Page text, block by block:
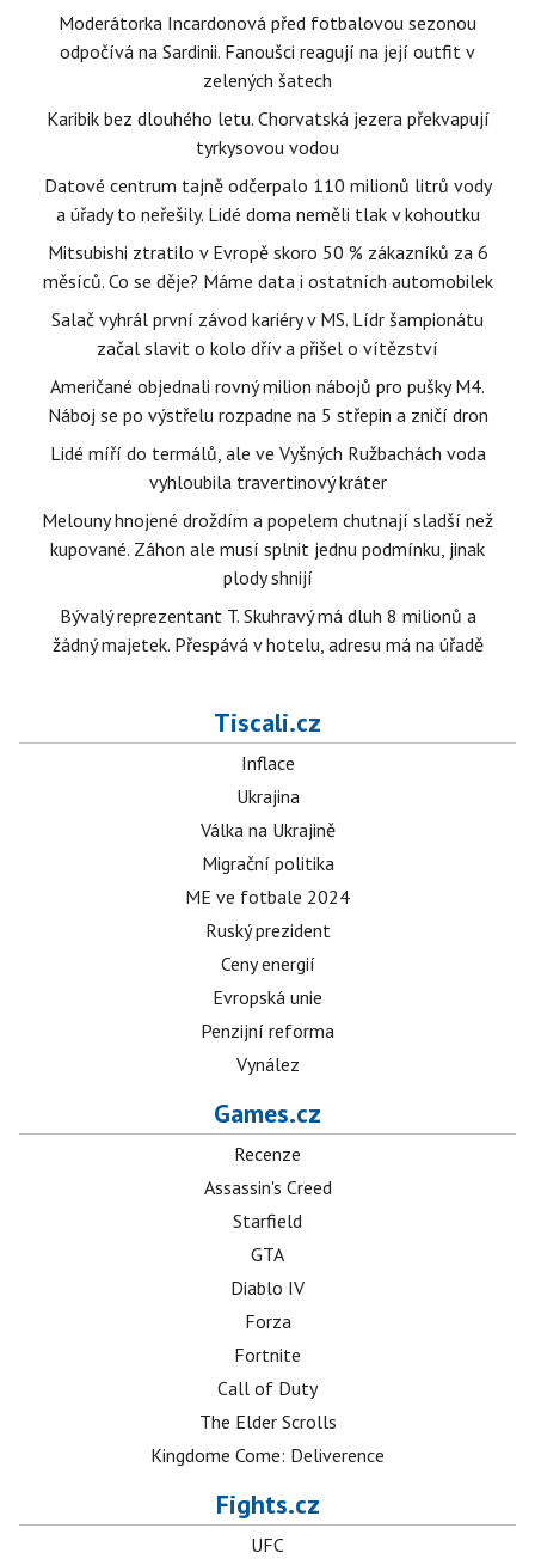
Moderátorka Incardonová před fotbalovou sezonou
odpočívá na Sardinii. Fanoušci reagují na její outfit v
zelených šatech
Karibik bez dlouhého letu. Chorvatská jezera překvapují
tyrkysovou vodou
Datové centrum tajně odčerpalo 110 milionů litrů vody
a úřady to neřešily. Lidé doma neměli tlak v kohoutku
Mitsubishi ztratilo v Evropě skoro 50 % zákazníků za 6
měsíců. Co se děje? Máme data i ostatních automobilek
Salač vyhrál první závod kariéry v MS. Lídr šampionátu
začal slavit o kolo dřív a přišel o vítězství
Američané objednali rovný milion nábojů pro pušky M4.
Náboj se po výstřelu rozpadne na 5 střepin a zničí dron
Lidé míří do termálů, ale ve Vyšných Ružbachách voda
vyhloubila travertinový kráter
Melouny hnojené droždím a popelem chutnají sladší než
kupované. Záhon ale musí splnit jednu podmínku, jinak
plody shnijí
Bývalý reprezentant T. Skuhravý má dluh 8 milionů a
žádný majetek. Přespává v hotelu, adresu má na úřadě
Tiscali.cz
Inflace
Ukrajina
Válka na Ukrajině
Migrační politika
ME ve fotbale 2024
Ruský prezident
Ceny energií
Evropská unie
Penzijní reforma
Vynález
Games.cz
Recenze
Assassin's Creed
Starfield
GTA
Diablo IV
Forza
Fortnite
Call of Duty
The Elder Scrolls
Kingdome Come: Deliverence
Fights.cz
UFC